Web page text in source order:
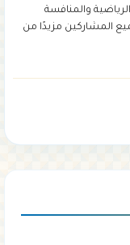
والمنافسة
المشاركين مزيدًا من